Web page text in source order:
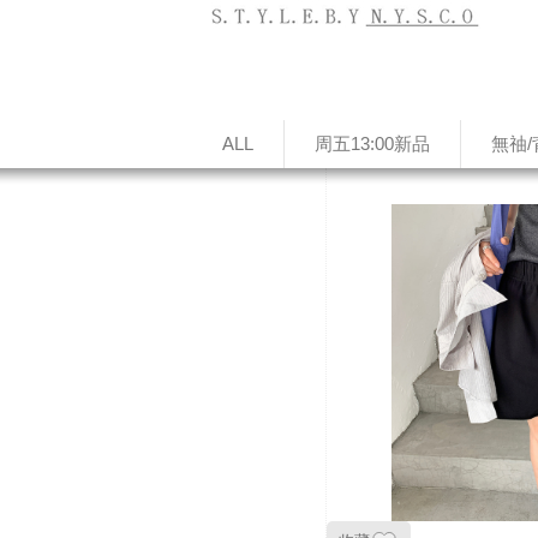
ALL 周五13:00新品 無䄂/